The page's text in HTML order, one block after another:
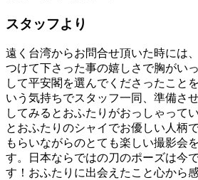
スタッフより
遠く台湾からお問合せ頂いた時には
つけて下さった事の嬉しさで胸がい
して平安閣を選んでくださったこと
いう気持ちでスタッフ一同、準備さ
してみるとおふたりがおっしゃって
とおふたりのシャイでお優しい人柄
もらいながらのとても楽しい撮影会
す。日本ならではの刀のポーズは今
す！おふたりに出会えたこと心から